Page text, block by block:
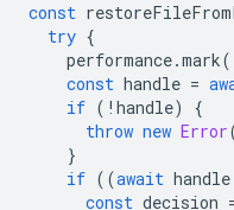
const
try {
performance.mark(
const handle =
if ( ! handle)
{
throw new Error
}
if ((await handle
const decision